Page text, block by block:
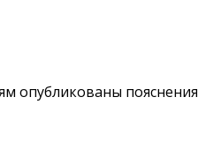
опубликованы